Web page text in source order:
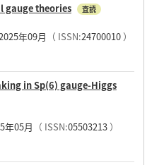
gauge theories 査読
年09月 （ ISSN:24700010）
in Sp(6) gauge-Higgs
05月 （ ISSN:05503213）